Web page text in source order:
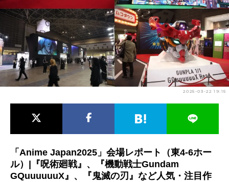
アニメ記事一覧 声優記事一覧
アニメ映画一覧 実写化映画一覧
今期アニメ曜日別一覧
春アニメ 夏アニメ
男性声優/女性声優一覧
2025-03-22 19:15
「Anime Japan2025」会場レポート（東4-6ホー
ル）|『呪術廻戦』、『機動戦士Gundam
GQuuuuuuX』、『鬼滅の刃』など人気・注目作